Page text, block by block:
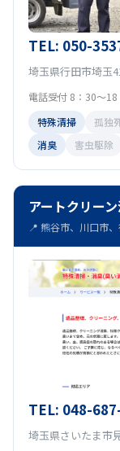
TEL: 050-
埼玉県行田市埼玉
電話受付 8：30～
特殊清掃
孤独
消臭
害虫駆除
アートクリー
📍 熊谷市、川口市
TEL: 048-
埼玉県さいたま市